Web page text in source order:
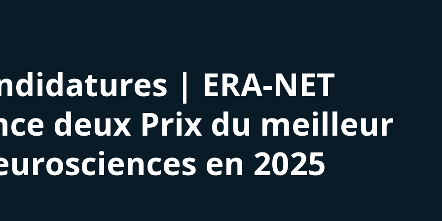
| ERA-NET
deux Prix du meilleur
en 2025